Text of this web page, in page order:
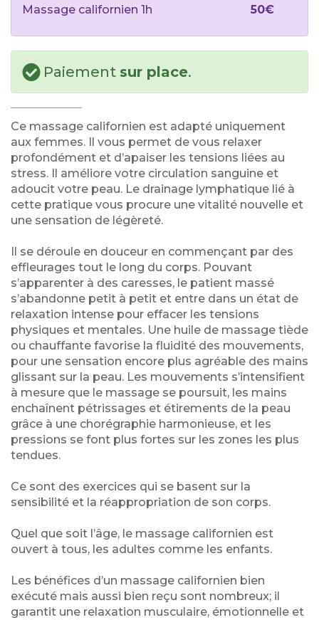
Massage californien 1h
50€
Paiement sur place.
Ce massage californien est adapté uniquement
aux femmes. Il vous permet de vous relaxer
profondément et d’apaiser les tensions liées au
stress. Il améliore votre circulation sanguine et
adoucit votre peau. Le drainage lymphatique lié à
cette pratique vous procure une vitalité nouvelle et
une sensation de légèreté.
Il se déroule en douceur en commençant par des
effleurages tout le long du corps. Pouvant
s’apparenter à des caresses, le patient massé
s’abandonne petit à petit et entre dans un état de
relaxation intense pour effacer les tensions
physiques et mentales. Une huile de massage tiède
ou chauffante favorise la fluidité des mouvements,
pour une sensation encore plus agréable des mains
glissant sur la peau. Les mouvements s’intensifient
à mesure que le massage se poursuit, les mains
enchaînent pétrissages et étirements de la peau
grâce à une chorégraphie harmonieuse, et les
pressions se font plus fortes sur les zones les plus
tendues.
Ce sont des exercices qui se basent sur la
sensibilité et la réappropriation de son corps.
Quel que soit l’âge, le massage californien est
ouvert à tous, les adultes comme les enfants.
Les bénéfices d’un massage californien bien
exécuté mais aussi bien reçu sont nombreux; il
garantit une relaxation musculaire, émotionnelle et